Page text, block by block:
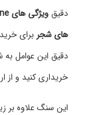
دقیق ویژگی های
‌های شجر برای
دقیق این عوامل
خریداری کنید و از
این سنگ علاوه بر